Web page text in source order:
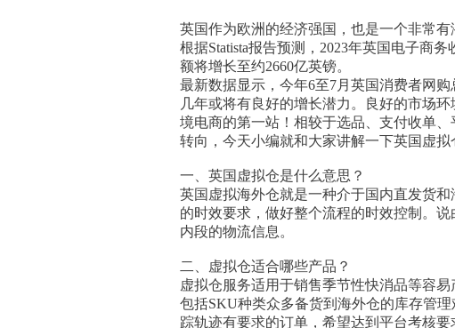
英国作为欧洲的经济强国，也是一个非常有
根据Statista报告预测，2023年英国电子商
额将增长至约2660亿英镑。
最新数据显示，今年6至7月英国消费者网
几年或将有良好的增长潜力。良好的市场
境电商的第一站！相较于选品、支付收单
转向，今天小编就和大家讲解一下英国虚拟
一、英国虚拟仓是什么意思？
英国虚拟海外仓就是一种介于国内直发货
的时效要求，做好整个流程的时效控制。
内段的物流信息。
二、虚拟仓适合哪些产品？
虚拟仓服务适用于销售季节性快消品等容
包括SKU种类众多备货到海外仓的库存管
踪轨迹有要求的订单，希望达到平台考核